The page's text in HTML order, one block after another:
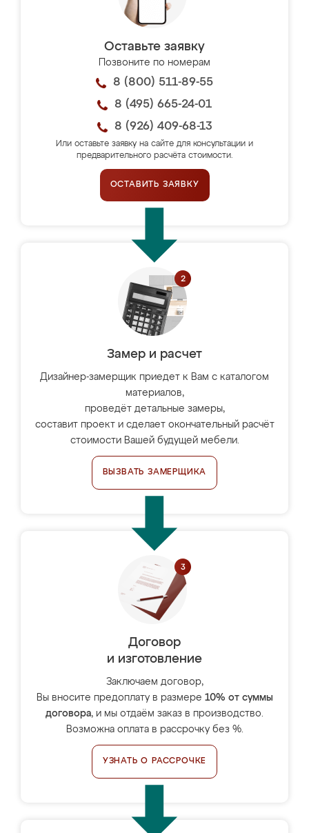
Оставьте заявку
Позвоните по номерам
8 (800) 511-89-55
8 (495) 665-24-01
8 (926) 409-68-13
Или оставьте заявку на сайте для консультации и
предварительного расчёта стоимости.
ОСТАВИТЬ ЗАЯВКУ
Замер и расчет
Дизайнер-замерщик приедет к Вам с каталогом
материалов,
проведёт детальные замеры,
составит проект и сделает окончательный расчёт
стоимости Вашей будущей мебели.
ВЫЗВАТЬ ЗАМЕРЩИКА
Договор
и изготовление
Заключаем договор,
Вы вносите предоплату в размере 10% от суммы
договора, и мы отдаём заказ в производство.
Возможна оплата в рассрочку без %.
УЗНАТЬ О РАССРОЧКЕ